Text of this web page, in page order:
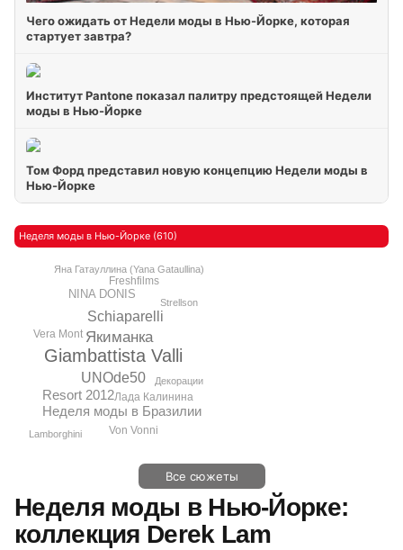
Чего ожидать от Недели моды в Нью-Йорке, которая
стартует завтра?
Институт Pantone показал палитру предстоящей Недели
моды в Нью-Йорке
Том Форд представил новую концепцию Недели моды в
Нью-Йорке
Неделя моды в Нью-Йорке (610)
Giambattista Valli
Якиманка
UNOde50
Schiaparelli
Resort 2012
Неделя моды в Бразилии
NINA DONIS
Vera Mont
Von Vonni
Лада Калинина
Freshfilms
Яна Гатауллина (Yana Gataullina)
Декорации
Lamborghini
Strellson
Все сюжеты
Неделя моды в Нью-Йорке:
коллекция Derek Lam